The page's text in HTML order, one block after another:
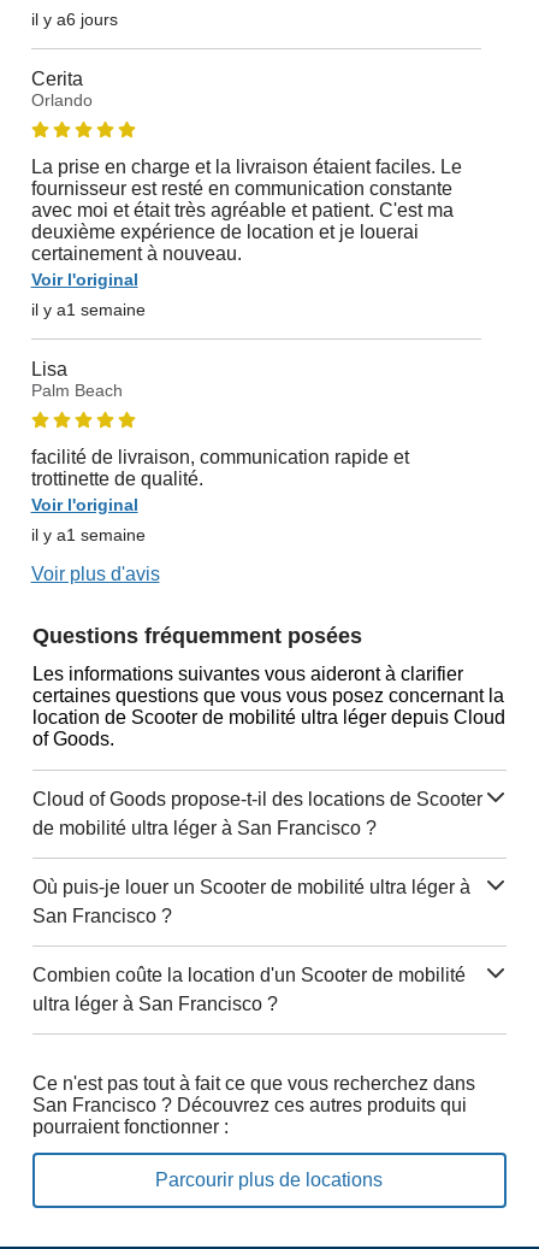
il y a6 jours
Cerita
Orlando
La prise en charge et la livraison étaient faciles. Le
fournisseur est resté en communication constante
avec moi et était très agréable et patient. C'est ma
deuxième expérience de location et je louerai
certainement à nouveau.
Voir l'original
il y a1 semaine
Lisa
Palm Beach
facilité de livraison, communication rapide et
trottinette de qualité.
Voir l'original
il y a1 semaine
Voir plus d'avis
Questions fréquemment posées
Les informations suivantes vous aideront à clarifier
certaines questions que vous vous posez concernant la
location de Scooter de mobilité ultra léger depuis Cloud
of Goods.
Cloud of Goods propose-t-il des locations de Scooter
de mobilité ultra léger à San Francisco ?
Où puis-je louer un Scooter de mobilité ultra léger à
San Francisco ?
Combien coûte la location d'un Scooter de mobilité
ultra léger à San Francisco ?
Ce n'est pas tout à fait ce que vous recherchez dans
San Francisco ? Découvrez ces autres produits qui
pourraient fonctionner :
Parcourir plus de locations